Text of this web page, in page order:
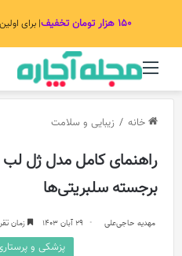
۱۵۰ هزار تومان تخفیف | برای
منو
خانه / زیبایی و سلامت
راهنمای کامل مدل ژل
برجسته سلبریتی‌ها
مهدیه حاجی‌علی 29 آبان 1403 زمان
پزشکی و